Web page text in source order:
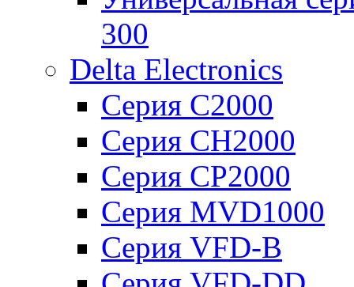
300
Delta Electronics
Серия C2000
Серия CH2000
Серия CP2000
Серия MVD1000
Серия VFD-B